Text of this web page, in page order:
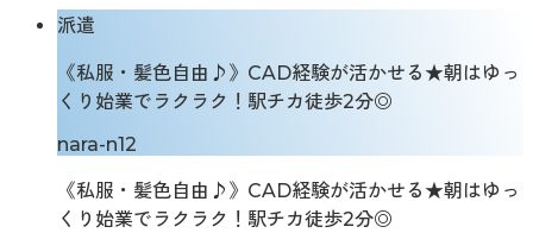
派遣
《私服・髪色自由♪》CAD経験が活かせる★朝はゆっ
くり始業でラクラク！駅チカ徒歩2分◎
nara-n12
《私服・髪色自由♪》CAD経験が活かせる★朝はゆっ
くり始業でラクラク！駅チカ徒歩2分◎